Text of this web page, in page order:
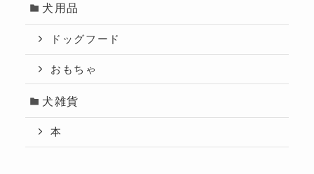
犬用品
ドッグフード
おもちゃ
犬雑貨
本